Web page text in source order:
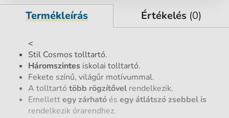
Termékleírás Értékelés (0)
<
Stil Cosmos tolltartó.
Háromszintes iskolai tolltartó.
Fekete színű, világűr motívummal.
A tolltartó több rögzítővel rendelkezik.
Emellettegy zárható és egy átlátszó zsebbel is
rendelkezik órarendhez.